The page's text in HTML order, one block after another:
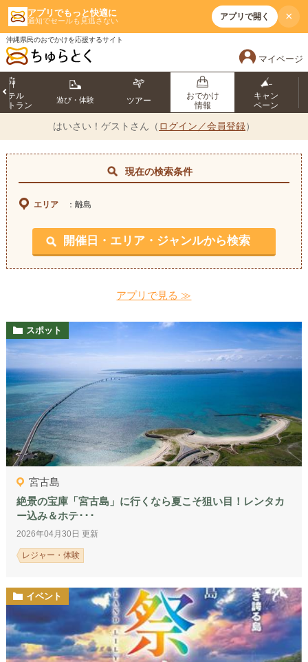
アプリでもっと快適に
通知でセールも見逃さない アプリで開く ×
沖縄県民のおでかけを応援するサイト
マイページ
ホテル
トラン
遊び・体験 ツアー
おでかけ
情報
キャン
ペーン
はいさい！ ゲストさん（ ログイン／会員登録）
現在の検索条件
エリア ：離島
開催日・エリア・ジャンルから検索
アプリで見る ≫
スポット
宮古島
絶景の宝庫「宮古島」に行くなら夏こそ狙い目！レンタカ
ー込み＆ホテ･･･
2026年04月30日 更新
レジャー・体験
イベント